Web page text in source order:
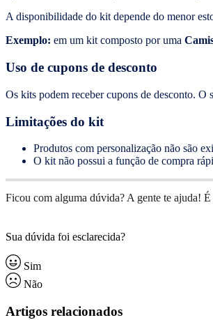
A disponibilidade do kit depende do menor
Exemplo: em um kit composto por uma
Uso de cupons de desconto
Os kits podem receber cupons de desconto. O
Limitações do kit
Produtos com personalização não são
O kit não possui a função de compra
Ficou com alguma dúvida? A gente te ajuda!
Sua dúvida foi esclarecida?
Sim
Não
Artigos relacionados